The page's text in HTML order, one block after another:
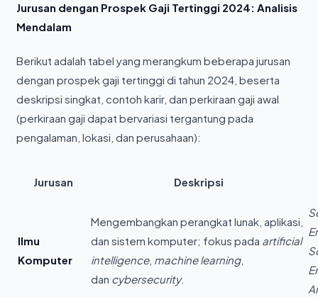
Jurusan dengan Prospek Gaji Tertinggi 2024: Analisis
Mendalam
Berikut adalah tabel yang merangkum beberapa jurusan
dengan prospek gaji tertinggi di tahun 2024, beserta
deskripsi singkat, contoh karir, dan perkiraan gaji awal
(perkiraan gaji dapat bervariasi tergantung pada
pengalaman, lokasi, dan perusahaan):
Jurusan Deskripsi
Ilmu
Komputer
Mengembangkan perangkat lunak, aplikasi,
dan sistem komputer; fokus pada artificial
intelligence, machine learning,
dan cybersecurity.